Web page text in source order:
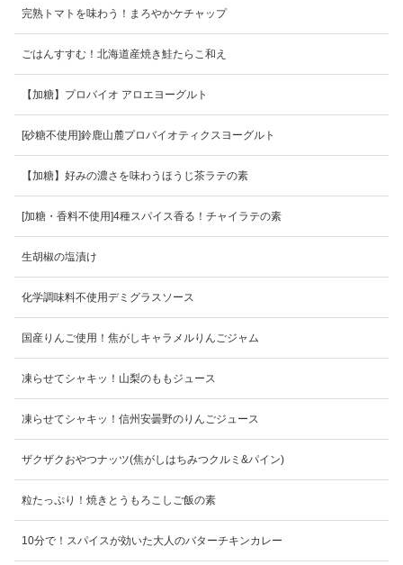
完熟トマトを味わう！まろやかケチャップ
ごはんすすむ！北海道産焼き鮭たらこ和え
【加糖】プロバイオ アロエヨーグルト
[砂糖不使用]鈴鹿山麓プロバイオティクスヨーグルト
【加糖】好みの濃さを味わうほうじ茶ラテの素
[加糖・香料不使用]4種スパイス香る！チャイラテの素
生胡椒の塩漬け
化学調味料不使用デミグラスソース
国産りんご使用！焦がしキャラメルりんごジャム
凍らせてシャキッ！山梨のももジュース
凍らせてシャキッ！信州安曇野のりんごジュース
ザクザクおやつナッツ(焦がしはちみつクルミ&パイン)
粒たっぷり！焼きとうもろこしご飯の素
10分で！スパイスが効いた大人のバターチキンカレー